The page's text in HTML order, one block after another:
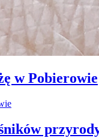
w Pobierowie